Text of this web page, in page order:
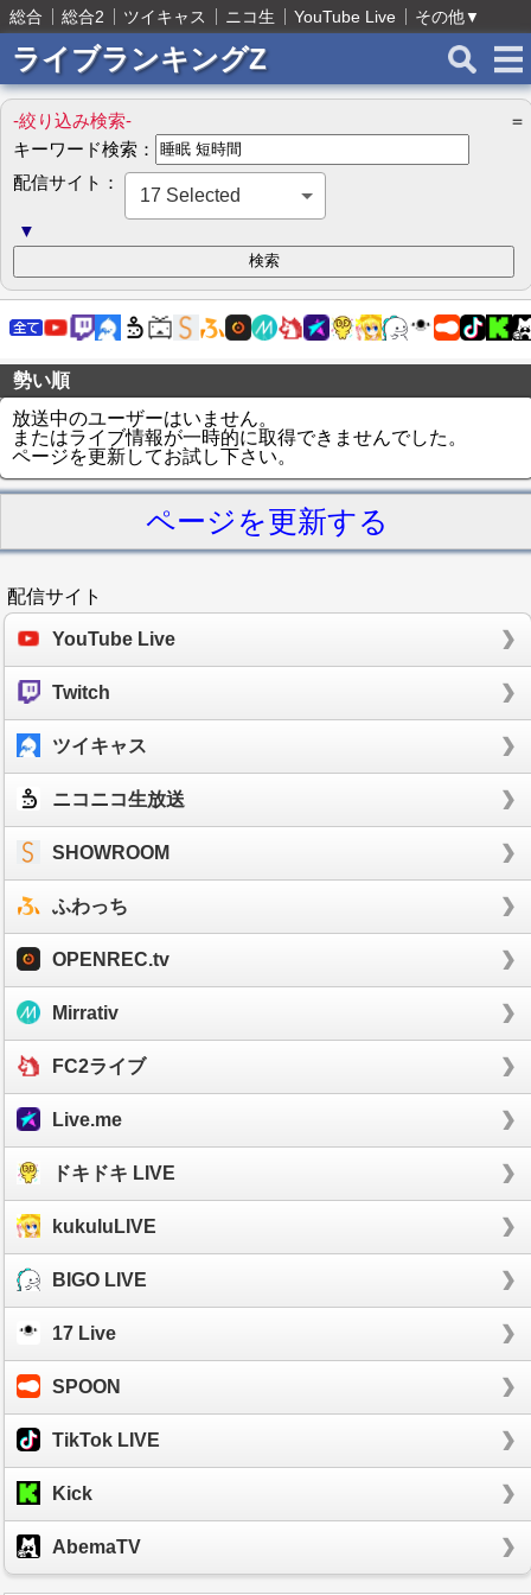
総合 総合2 ツイキャス ニコ生 YouTube Live その他▼
ライブランキングZ
-絞り込み検索-
＝
キーワード検索：
配信サイト：
17 Selected
▼
勢い順
放送中のユーザーはいません。
またはライブ情報が一時的に取得できませんでした。
ページを更新してお試し下さい。
ページを更新する
配信サイト
YouTube Live
Twitch
ツイキャス
ニコニコ生放送
SHOWROOM
ふわっち
OPENREC.tv
Mirrativ
FC2ライブ
Live.me
ドキドキ LIVE
kukuluLIVE
BIGO LIVE
17 Live
SPOON
TikTok LIVE
Kick
AbemaTV